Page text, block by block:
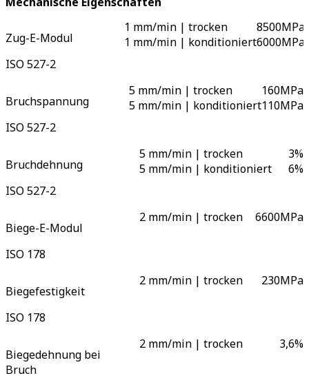
Zug-E-Modul
ISO 527-2
1 mm/min | trocken
1 mm/min | konditioniert
8500MPa
6000MPa
Bruchspannung
ISO 527-2
5 mm/min | trocken
5 mm/min | konditioniert
160MPa
110MPa
Bruchdehnung
ISO 527-2
5 mm/min | trocken
5 mm/min | konditioniert
3%
6%
Biege-E-Modul
ISO 178
2 mm/min | trocken 6600MPa
Biegefestigkeit
ISO 178
2 mm/min | trocken 230MPa
Biegedehnung bei
Bruch
2 mm/min | trocken 3,6%